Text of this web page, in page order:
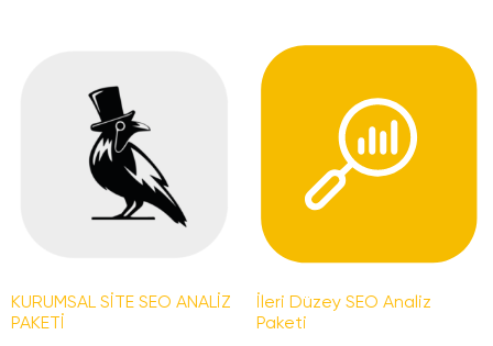
KURUMSAL SİTE SEO ANALİZ
PAKETİ
İleri Düzey SEO Analiz
Paketi